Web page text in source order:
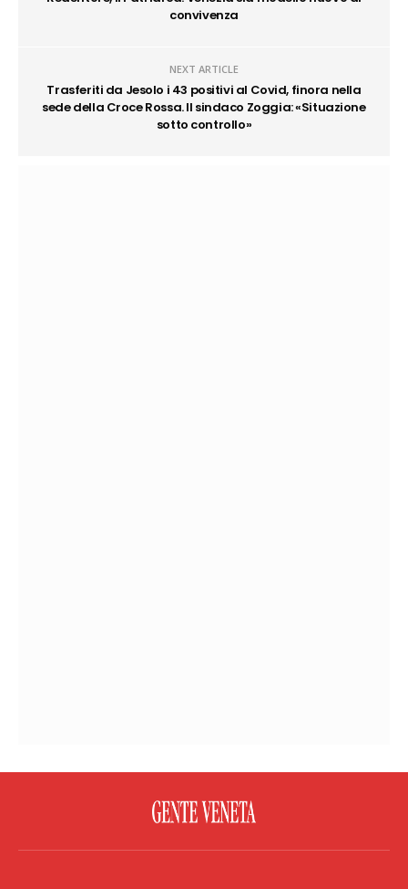
convivenza
NEXT ARTICLE
Trasferiti da Jesolo i 43 positivi al Covid, finora nella
sede della Croce Rossa. Il sindaco Zoggia: «Situazione
sotto controllo»